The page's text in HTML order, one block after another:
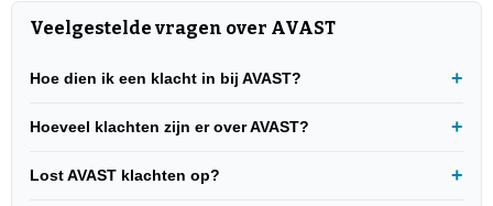
Veelgestelde vragen over AVAST
Hoe dien ik een klacht in bij AVAST?
Hoeveel klachten zijn er over AVAST?
Lost AVAST klachten op?